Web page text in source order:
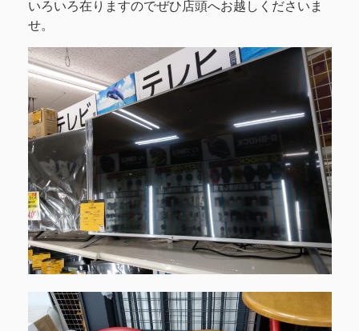
いろいろ在りますのでぜひ店頭へお越しくださいま
せ。